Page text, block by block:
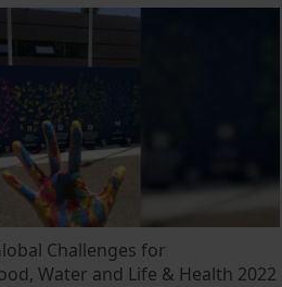
Challenges for
Water and Life & Health 2022